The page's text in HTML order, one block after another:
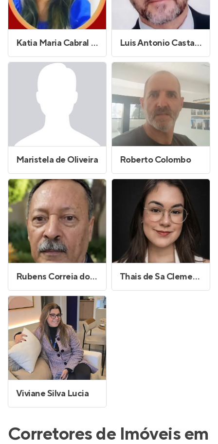
Katia Maria Cabral da Silva Luis Antonio Castanheira do Vale
Maristela de Oliveira Roberto Colombo
Rubens Correia dos Santos Thais de Sa Clementino
Viviane Silva Lucia
Corretores de Imóveis em